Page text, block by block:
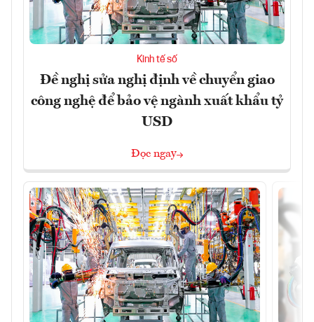
Kinh tế số
Đề nghị sửa nghị định về chuyển giao
công nghệ để bảo vệ ngành xuất khẩu tỷ
USD
Đọc ngay